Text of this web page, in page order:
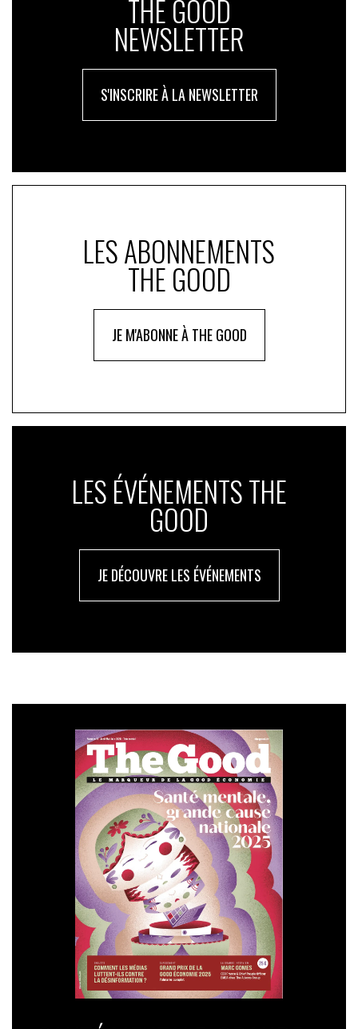
& Co, Sylvie Cathelain, présidente de FRUITS
ROUGES & Co., Philippe Cervi, directeur d’usine
FRUITS ROUGES & Co et Mélanie Marchand,
THE GOOD
NEWSLETTER
S'INSCRIRE À LA NEWSLETTER
LES ABONNEMENTS
THE GOOD
JE M'ABONNE À THE GOOD
LES ÉVÉNEMENTS THE
GOOD
JE DÉCOUVRE LES ÉVÉNEMENTS